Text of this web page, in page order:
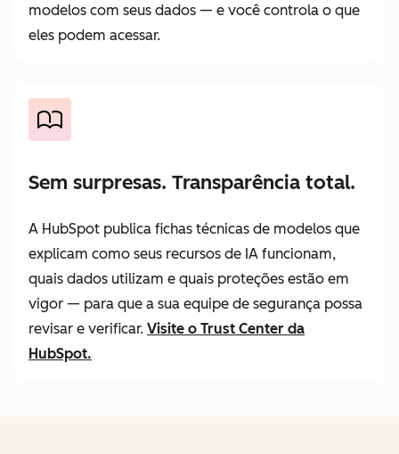
modelos com seus dados — e você controla o que
eles podem acessar.
Sem surpresas. Transparência total.
A HubSpot publica fichas técnicas de modelos que
explicam como seus recursos de IA funcionam,
quais dados utilizam e quais proteções estão em
vigor — para que a sua equipe de segurança possa
revisar e verificar. Visite o Trust Center da
HubSpot.